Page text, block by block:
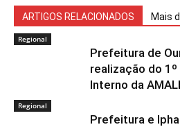
ARTIGOS RELACIONADOS Mais
Regional
Prefeitura de
realização do
Interno da
Regional
Prefeitura e